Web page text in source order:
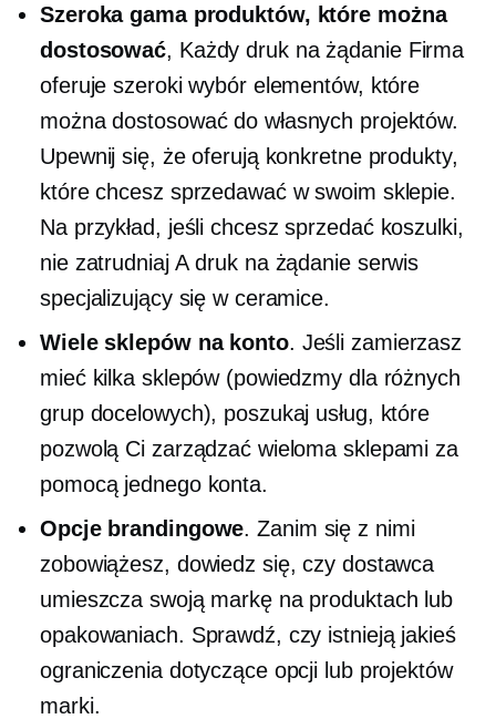
Szeroka gama produktów, które można
dostosować, Każdydruk na żądanieFirma
oferuje szeroki wybór elementów, które
można dostosować do własnych projektów.
Upewnij się, że oferują konkretne produkty,
które chcesz sprzedawać w swoim sklepie.
Na przykład, jeśli chcesz sprzedać koszulki,
nie zatrudniaj Adruk na żądanieserwis
specjalizujący się w ceramice.
Wiele sklepów na konto. Jeśli zamierzasz
mieć kilka sklepów (powiedzmy dla różnych
grup docelowych), poszukaj usług, które
pozwolą Ci zarządzać wieloma sklepami za
pomocą jednego konta.
Opcje brandingowe. Zanim się z nimi
zobowiążesz, dowiedz się, czy dostawca
umieszcza swoją markę na produktach lub
opakowaniach. Sprawdź, czy istnieją jakieś
ograniczenia dotyczące opcji lub projektów
marki.